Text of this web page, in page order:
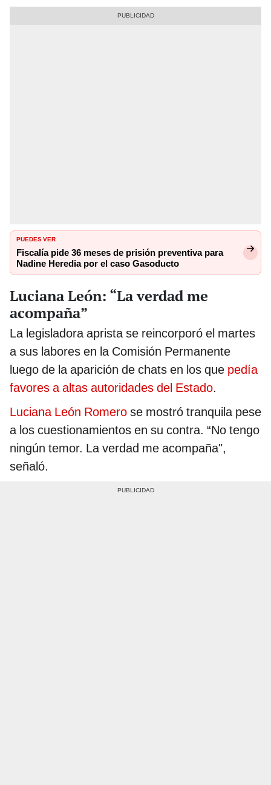
PUEDES VER
Fiscalía pide 36 meses de prisión preventiva para
Nadine Heredia por el caso Gasoducto
Luciana León: “La verdad me
acompaña”
La legisladora aprista se reincorporó el martes
a sus labores en la Comisión Permanente
luego de la aparición de chats en los que pedía
favores a altas autoridades del Estado.
Luciana León Romero se mostró tranquila pese
a los cuestionamientos en su contra. “No tengo
ningún temor. La verdad me acompaña",
señaló.